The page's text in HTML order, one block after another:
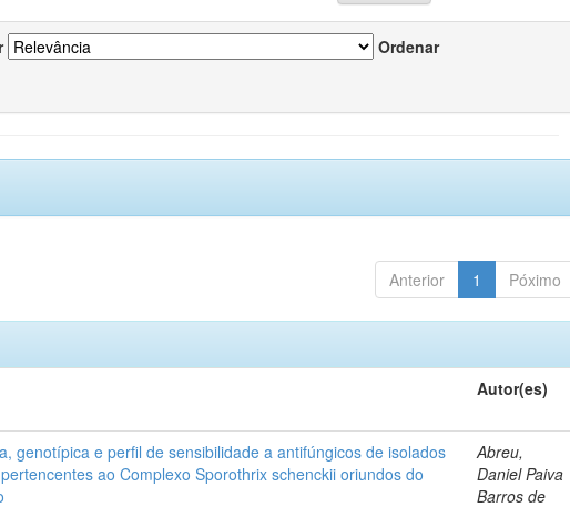
Ordenar
Anterior 1 Póximo
Autor(es)
genotípica e perfil de sensibilidade a antifúngicos de isolados
ao Complexo Sporothrix schenckii oriundos do
Abreu,
Daniel Paiva
Barros de